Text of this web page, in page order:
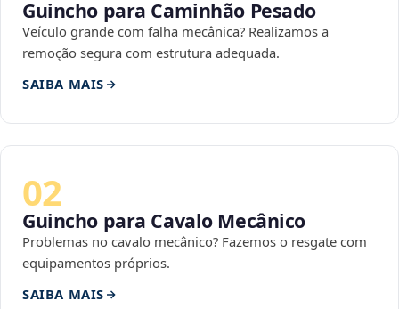
Guincho para Caminhão Pesado
Veículo grande com falha mecânica? Realizamos a
remoção segura com estrutura adequada.
SAIBA MAIS
02
Guincho para Cavalo Mecânico
Problemas no cavalo mecânico? Fazemos o resgate com
equipamentos próprios.
SAIBA MAIS